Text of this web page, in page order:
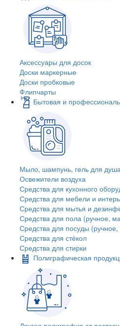
Аксессуары для досок
Доски маркерные
Доски пробковые
Флипчарты
Бытовая и
Мыло, шампунь, гель для
Освежители воздуха
Средства для кухонного
Средства для мебели и
Средства для мытья и
Средства для пола (ручное,
Средства для посуды
Средства для стёкол
Средства для стирки
Полиграфическая